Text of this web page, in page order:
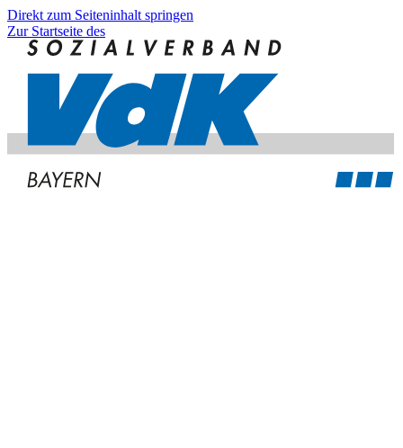
Direkt zum Seiteninhalt springen
Zur Startseite des